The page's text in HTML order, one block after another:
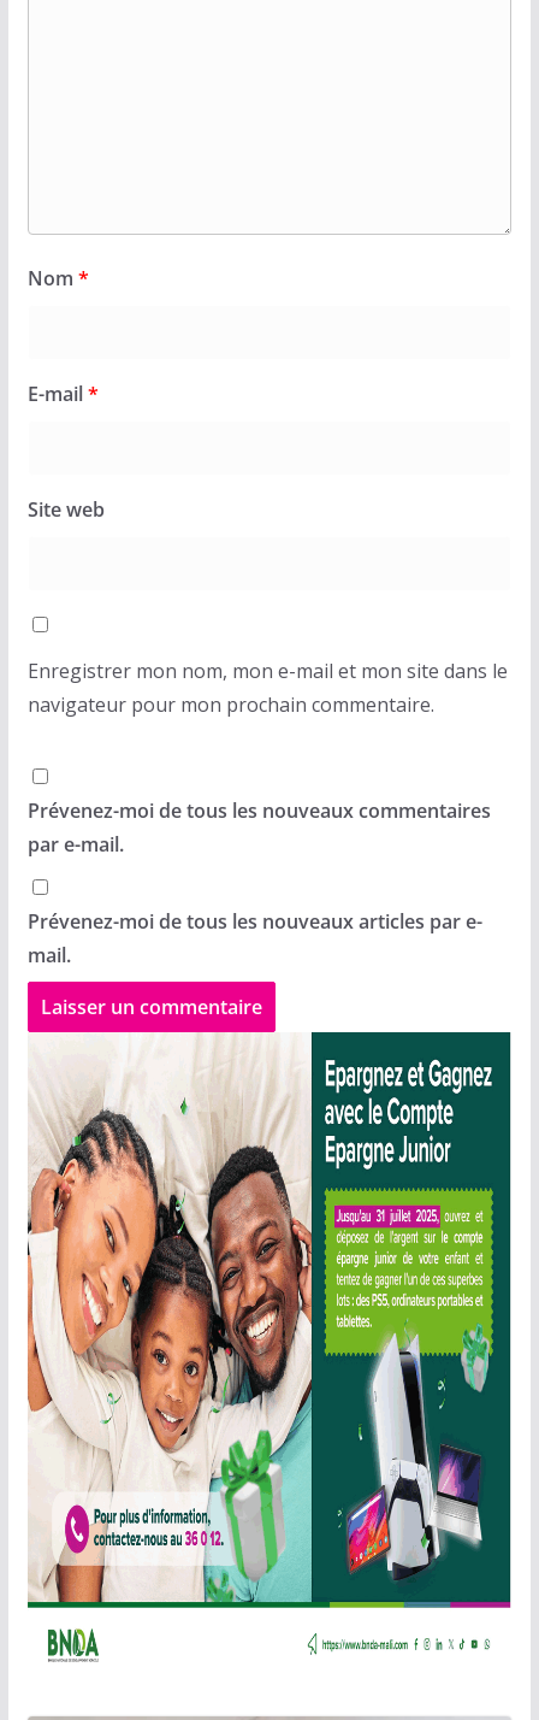
Nom *
E-mail*
Site web
Enregistrer mon nom, mon e-mail et mon site dans le
navigateur pour mon prochain commentaire.
Prévenez-moi de tous les nouveaux commentaires
par e-mail.
Prévenez-moi de tous les nouveaux articles par e-
mail.